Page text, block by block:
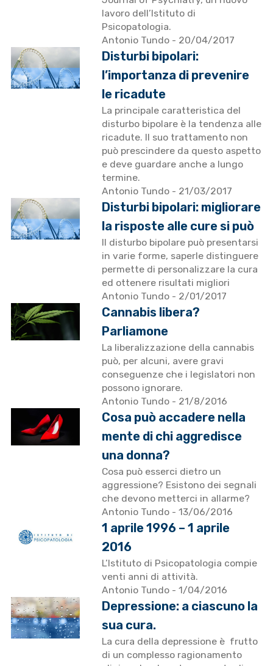
lavoro dell’Istituto di
Psicopatologia.
Antonio Tundo - 20/04/2017
Disturbi bipolari:
l’importanza di prevenire
le ricadute
La principale caratteristica del
disturbo bipolare è la tendenza alle
ricadute. Il suo trattamento non
può prescindere da questo aspetto
e deve guardare anche a lungo
termine.
Antonio Tundo - 21/03/2017
Disturbi bipolari: migliorare
la risposte alle cure si può
Il disturbo bipolare può presentarsi
in varie forme, saperle distinguere
permette di personalizzare la cura
ed ottenere risultati migliori
Antonio Tundo - 2/01/2017
Cannabis libera?
Parliamone
La liberalizzazione della cannabis
può, per alcuni, avere gravi
conseguenze che i legislatori non
possono ignorare.
Antonio Tundo - 21/8/2016
Cosa può accadere nella
mente di chi aggredisce
una donna?
Cosa può esserci dietro un
aggressione? Esistono dei segnali
che devono metterci in allarme?
Antonio Tundo - 13/06/2016
1 aprile 1996 – 1 aprile
2016
L’Istituto di Psicopatologia compie
venti anni di attività.
Antonio Tundo - 1/04/2016
Depressione: a ciascuno la
sua cura.
La cura della depressione è frutto
di un complesso ragionamento